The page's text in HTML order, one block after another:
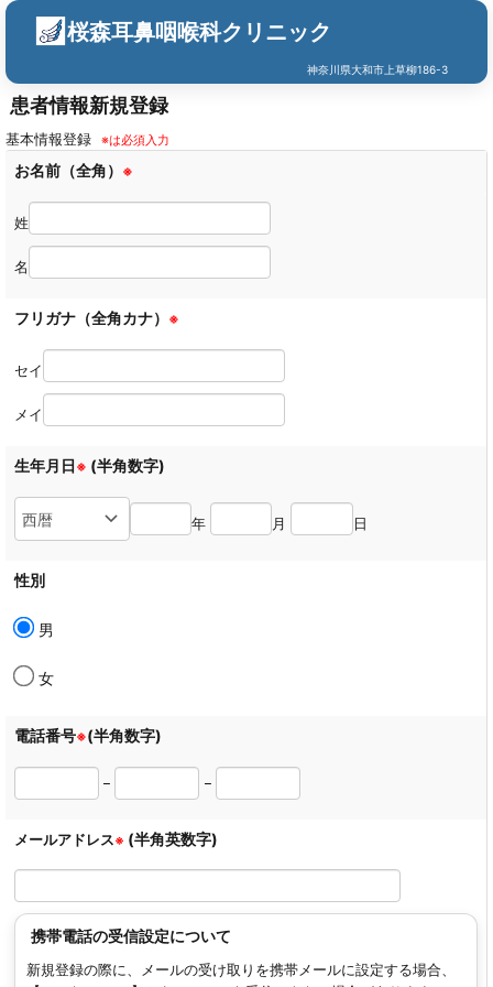
桜森耳鼻咽喉科クリニック
神奈川県大和市上草柳186-3
患者情報新規登録
基本情報登録 ※は必須入力
お名前（全角） ※
姓
名
フリガナ（全角カナ） ※
セイ
メイ
生年月日 ※ (半角数字)
年 月 日
性別
男
女
電話番号※(半角数字)
メールアドレス※ (半角英数字)
携帯電話の受信設定について
新規登録の際に、メールの受け取りを携帯メールに設定する場合、